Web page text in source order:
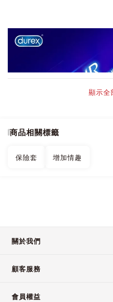
顯示全
商品相關標籤
保險套 增加情趣
關於我們
顧客服務
會員權益